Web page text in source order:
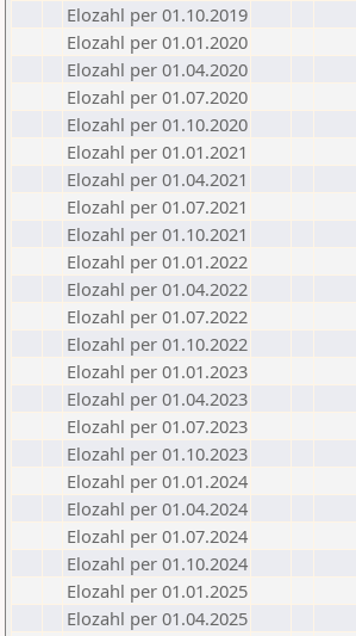
Elozahl per 01.10.2019
Elozahl per 01.01.2020
Elozahl per 01.04.2020
Elozahl per 01.07.2020
Elozahl per 01.10.2020
Elozahl per 01.01.2021
Elozahl per 01.04.2021
Elozahl per 01.07.2021
Elozahl per 01.10.2021
Elozahl per 01.01.2022
Elozahl per 01.04.2022
Elozahl per 01.07.2022
Elozahl per 01.10.2022
Elozahl per 01.01.2023
Elozahl per 01.04.2023
Elozahl per 01.07.2023
Elozahl per 01.10.2023
Elozahl per 01.01.2024
Elozahl per 01.04.2024
Elozahl per 01.07.2024
Elozahl per 01.10.2024
Elozahl per 01.01.2025
Elozahl per 01.04.2025